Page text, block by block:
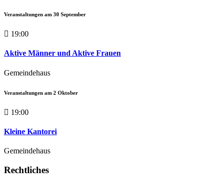
Veranstaltungen am 30 September
19:00
Aktive Männer und Aktive Frauen
Gemeindehaus
Veranstaltungen am 2 Oktober
19:00
Kleine Kantorei
Gemeindehaus
Rechtliches